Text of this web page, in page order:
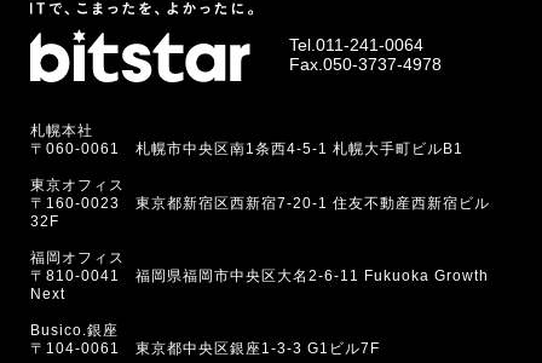
Tel.011-241-0064
Fax.050-3737-4978
札幌本社
〒060-0061 札幌市中央区南1条西4-5-1 札幌大手町ビルB1
東京オフィス
〒160-0023 東京都新宿区西新宿7-20-1 住友不動産西新宿ビル
32F
福岡オフィス
〒810-0041 福岡県福岡市中央区大名2-6-11 Fukuoka Growth
Next
Busico.銀座
〒104-0061 東京都中央区銀座1-3-3 G1ビル7F